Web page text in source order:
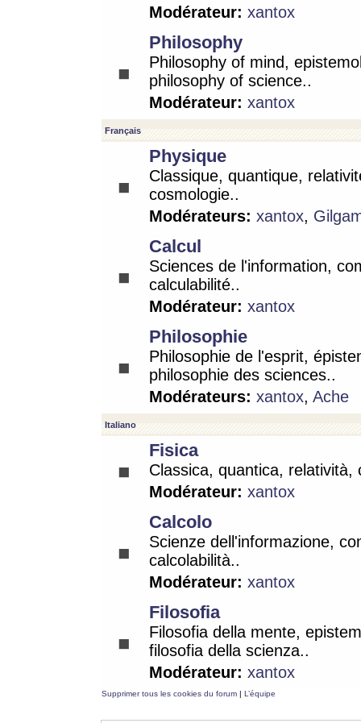
Modérateur: xantox
Philosophy
Philosophy of mind,
philosophy of science..
Modérateur: xantox
Français
Physique
Classique, quantique,
cosmologie..
Modérateurs: xantox,
Calcul
Sciences de l'information,
calculabilité..
Modérateur: xantox
Philosophie
Philosophie de l'esprit,
philosophie des sciences..
Modérateurs: xantox, Ache
Italiano
Fisica
Classica, quantica, relatività,
Modérateur: xantox
Calcolo
Scienze dell'informazione,
calcolabilità..
Modérateur: xantox
Filosofia
Filosofia della mente,
filosofia della scienza..
Modérateur: xantox
Supprimer tous les cookies du forum | L’équipe